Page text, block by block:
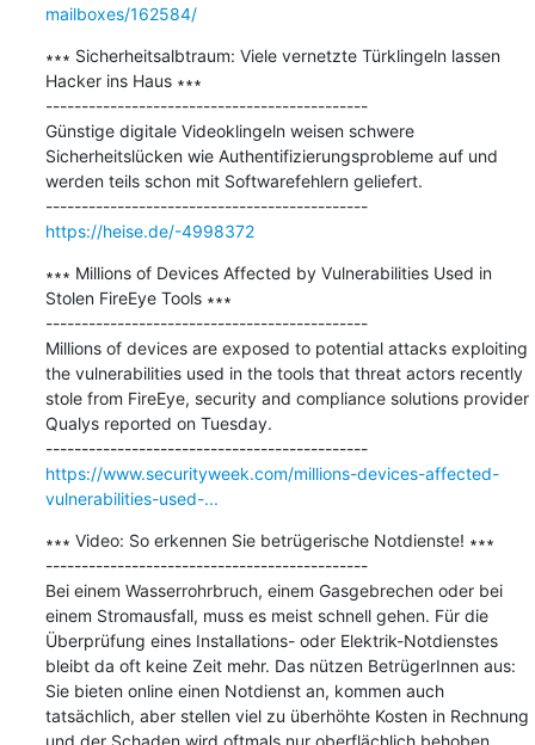
mailboxes/162584/
∗∗∗ Sicherheitsalbtraum: Viele vernetzte Türklingeln lassen
Hacker ins Haus ∗∗∗
---------------------------------------------
Günstige digitale Videoklingeln weisen schwere
Sicherheitslücken wie Authentifizierungsprobleme auf und
werden teils schon mit Softwarefehlern geliefert.
---------------------------------------------
https://heise.de/-4998372
∗∗∗ Millions of Devices Affected by Vulnerabilities Used in
Stolen FireEye Tools ∗∗∗
---------------------------------------------
Millions of devices are exposed to potential attacks exploiting
the vulnerabilities used in the tools that threat actors recently
stole from FireEye, security and compliance solutions provider
Qualys reported on Tuesday.
---------------------------------------------
https://www.securityweek.com/millions-devices-affected-
vulnerabilities-used-...
∗∗∗ Video: So erkennen Sie betrügerische Notdienste! ∗∗∗
---------------------------------------------
Bei einem Wasserrohrbruch, einem Gasgebrechen oder bei
einem Stromausfall, muss es meist schnell gehen. Für die
Überprüfung eines Installations- oder Elektrik-Notdienstes
bleibt da oft keine Zeit mehr. Das nützen BetrügerInnen aus:
Sie bieten online einen Notdienst an, kommen auch
tatsächlich, aber stellen viel zu überhöhte Kosten in Rechnung
und der Schaden wird oftmals nur oberflächlich behoben.